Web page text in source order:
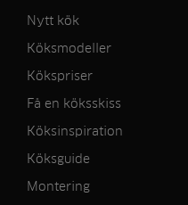
Nytt kök
Köksmodeller
Kökspriser
Få en köksskiss
Köksinspiration
Köksguide
Montering